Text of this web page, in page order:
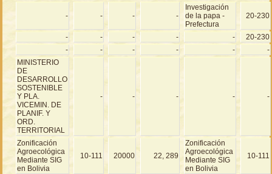
- - - -
Investigación
de la papa -
Prefectura
20-230
- - - - -
20-230
-
- - - -
-
MINISTERIO
DE
DESARROLLO
SOSTENIBLE
Y PLA.
VICEMIN. DE
PLANIF. Y
ORD.
TERRITORIAL
- - - - -
Zonificación
Agroecológica
Mediante SIG
en Bolivia
10-111 20000 22, 289
Zonificación
Agroecológica
Mediante SIG
en Bolivia
10-111